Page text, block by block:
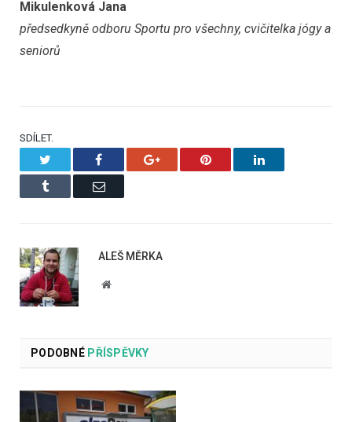
Mikulenková Jana
předsedkyně odboru Sportu pro všechny, cvičitelka jógy a
seniorů
SDÍLET.
Facebook Google+ Pinterest LinkedIn
Tumblr Email
ALEŠ MĚRKA
Website
PODOBNÉPŘÍSPĚVKY